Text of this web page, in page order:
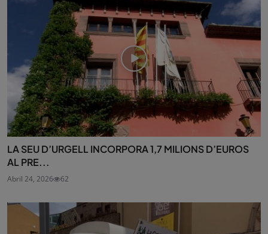
LA SEU D’URGELL INCORPORA 1,7 MILIONS D’EUROS
AL PRE...
Abril 24, 2026 62